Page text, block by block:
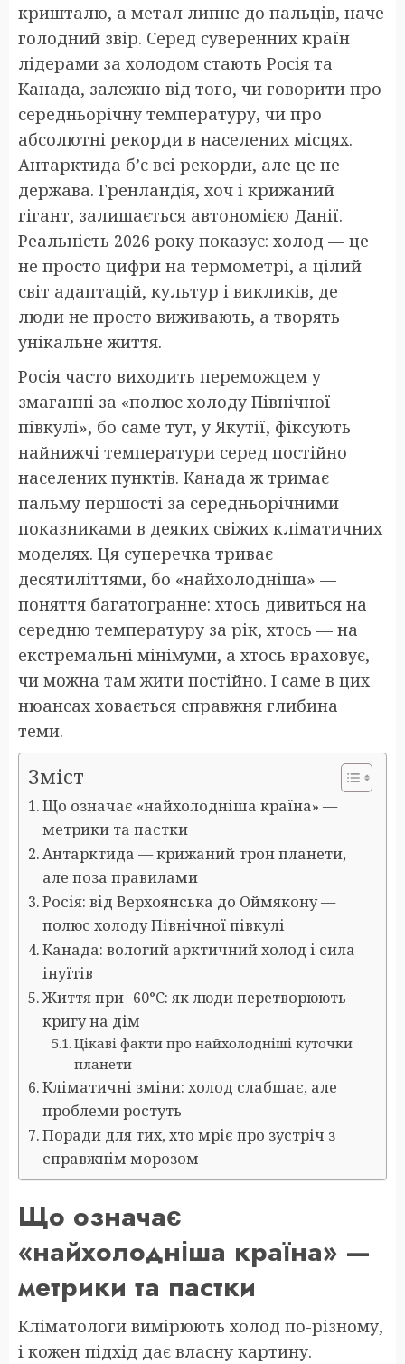
кришталю, а метал липне до пальців, наче
голодний звір. Серед суверенних країн
лідерами за холодом стають Росія та
Канада, залежно від того, чи говорити про
середньорічну температуру, чи про
абсолютні рекорди в населених місцях.
Антарктида б’є всі рекорди, але це не
держава. Гренландія, хоч і крижаний
гігант, залишається автономією Данії.
Реальність 2026 року показує: холод — це
не просто цифри на термометрі, а цілий
світ адаптацій, культур і викликів, де
люди не просто виживають, а творять
унікальне життя.
Росія часто виходить переможцем у
змаганні за «полюс холоду Північної
півкулі», бо саме тут, у Якутії, фіксують
найнижчі температури серед постійно
населених пунктів. Канада ж тримає
пальму першості за середньорічними
показниками в деяких свіжих кліматичних
моделях. Ця суперечка триває
десятиліттями, бо «найхолодніша» —
поняття багатогранне: хтось дивиться на
середню температуру за рік, хтось — на
екстремальні мінімуми, а хтось враховує,
чи можна там жити постійно. І саме в цих
нюансах ховається справжня глибина
теми.
Зміст
Що означає «найхолодніша країна» —
метрики та пастки
Антарктида — крижаний трон планети,
але поза правилами
Росія: від Верхоянська до Оймякону —
полюс холоду Північної півкулі
Канада: вологий арктичний холод і сила
інуїтів
Життя при -60°C: як люди перетворюють
кригу на дім
Цікаві факти про найхолодніші куточки
планети
Кліматичні зміни: холод слабшає, але
проблеми ростуть
Поради для тих, хто мріє про зустріч з
справжнім морозом
Що означає
«найхолодніша країна» —
метрики та пастки
Кліматологи вимірюють холод по-різному,
і кожен підхід дає власну картину.